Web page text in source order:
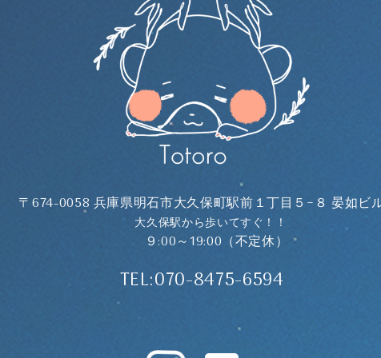
〒674-0058 兵庫県明石市大久保町駅前１丁目５−８ 晏如ビ
大久保駅から歩いてすぐ！！
９:00～19:00（不定休）
TEL:070-8475-6594